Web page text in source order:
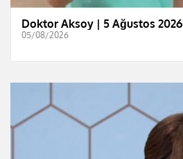
Doktor Aksoy | 5 Ağustos 2026
05/08/2026